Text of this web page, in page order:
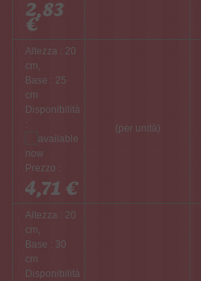
2,83
€
Altezza : 20
cm,
Base : 25
cm
Disponibilità
:
Prezzo :
4,71 €
(per unità)
Altezza : 20
cm,
Base : 30
cm
Disponibilità